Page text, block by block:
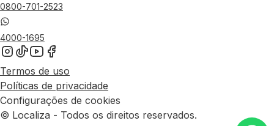
0800-701-2523
4000-1695
Termos de uso
Políticas de privacidade
Configurações de cookies
© Localiza - Todos os direitos reservados.